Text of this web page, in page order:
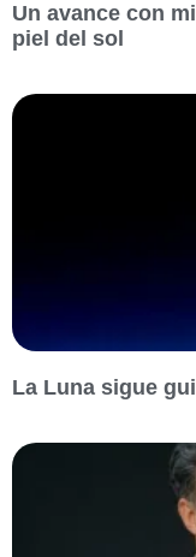
Un avance con
piel del sol
La Luna sigue